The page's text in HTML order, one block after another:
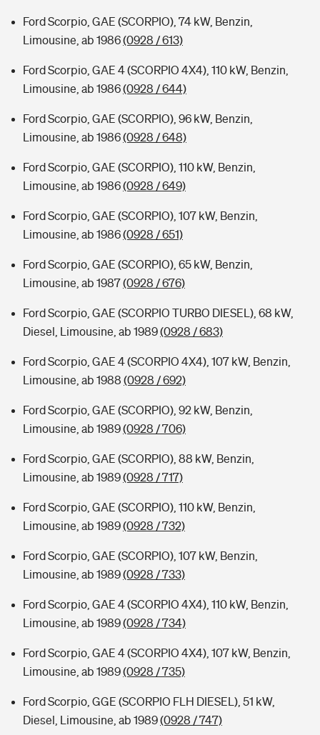
Ford Scorpio, GAE (SCORPIO), 74 kW, Benzin,
Limousine, ab 1986(0928 / 613)
Ford Scorpio, GAE 4 (SCORPIO 4X4), 110 kW, Benzin,
Limousine, ab 1986(0928 / 644)
Ford Scorpio, GAE (SCORPIO), 96 kW, Benzin,
Limousine, ab 1986(0928 / 648)
Ford Scorpio, GAE (SCORPIO), 110 kW, Benzin,
Limousine, ab 1986(0928 / 649)
Ford Scorpio, GAE (SCORPIO), 107 kW, Benzin,
Limousine, ab 1986(0928 / 651)
Ford Scorpio, GAE (SCORPIO), 65 kW, Benzin,
Limousine, ab 1987(0928 / 676)
Ford Scorpio, GAE (SCORPIO TURBO DIESEL), 68 kW,
Diesel, Limousine, ab 1989(0928 / 683)
Ford Scorpio, GAE 4 (SCORPIO 4X4), 107 kW, Benzin,
Limousine, ab 1988 (0928 / 692)
Ford Scorpio, GAE (SCORPIO), 92 kW, Benzin,
Limousine, ab 1989(0928 / 706)
Ford Scorpio, GAE (SCORPIO), 88 kW, Benzin,
Limousine, ab 1989(0928 / 717)
Ford Scorpio, GAE (SCORPIO), 110 kW, Benzin,
Limousine, ab 1989(0928 / 732)
Ford Scorpio, GAE (SCORPIO), 107 kW, Benzin,
Limousine, ab 1989(0928 / 733)
Ford Scorpio, GAE 4 (SCORPIO 4X4), 110 kW, Benzin,
Limousine, ab 1989(0928 / 734)
Ford Scorpio, GAE 4 (SCORPIO 4X4), 107 kW, Benzin,
Limousine, ab 1989(0928 / 735)
Ford Scorpio, GGE (SCORPIO FLH DIESEL), 51 kW,
Diesel, Limousine, ab 1989(0928 / 747)